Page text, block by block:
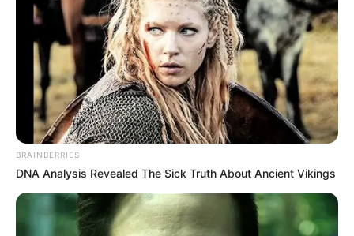
BRAINBERRIES
DNA Analysis Revealed The Sick Truth About Ancient Vikings